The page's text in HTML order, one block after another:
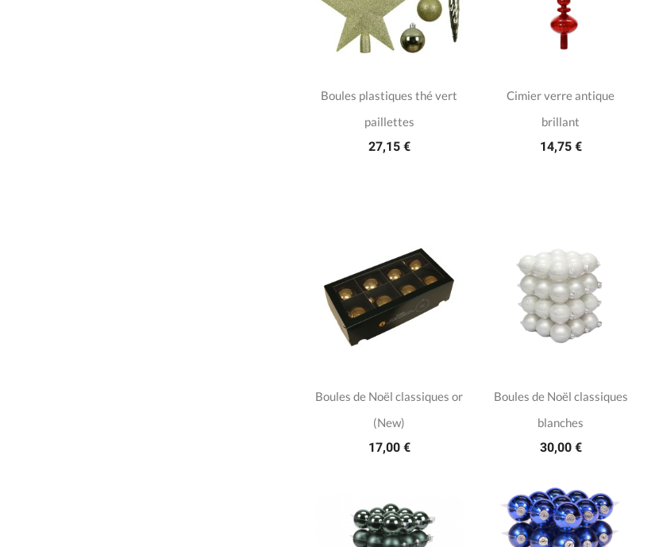
Boules plastiques thé vert
paillettes
27,15 €
Cimier verre antique
brillant
14,75 €
Boules de Noël classiques or
(New)
17,00 €
Boules de Noël classiques
blanches
30,00 €